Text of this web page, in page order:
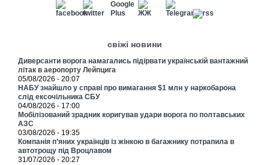
свіжі новини
Диверсанти ворога намагались підірвати українській вантажний
літак в аеропорту Лейпцига
05/08/2026 - 20:07
НАБУ знайшло у справі про вимагання $1 млн у наркобарона
слід ексочільника СБУ
04/08/2026 - 17:00
Мобілізований зрадник коригував удари ворога по полтавських
АЗС
03/08/2026 - 19:35
Компанія п’яних українців із жінкою в багажнику потрапила в
автотрощу під Вроцлавом
31/07/2026 - 20:27